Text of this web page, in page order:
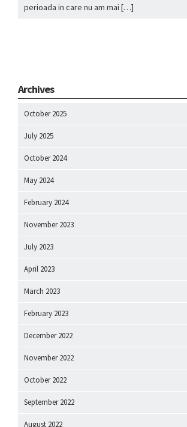
perioada in care nu am mai […]
Archives
October 2025
July 2025
October 2024
May 2024
February 2024
November 2023
July 2023
April 2023
March 2023
February 2023
December 2022
November 2022
October 2022
September 2022
August 2022